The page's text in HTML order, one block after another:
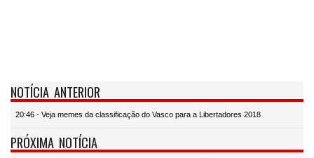
NOTÍCIA ANTERIOR
20:46 - Veja memes da classificação do Vasco para a Libertadores 2018
PRÓXIMA NOTÍCIA